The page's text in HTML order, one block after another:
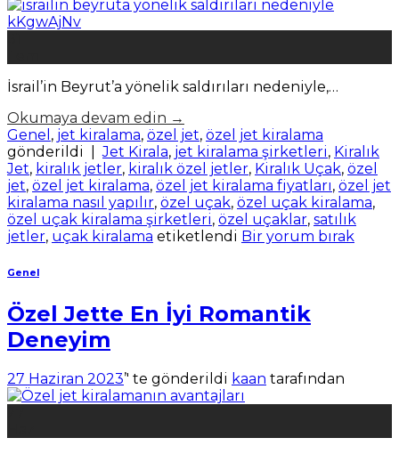
İsrail’in Beyrut’a yönelik saldırıları nedeniyle,…
Okumaya devam edin →
Genel , jet kiralama, özel jet, özel jet kiralama
gönderildi
Jet Kirala, jet kiralama şirketleri, Kiralık
Jet, kiralık jetler, kiralık özel jetler, Kiralık Uçak, özel
jet, özel jet kiralama, özel jet kiralama fiyatları, özel jet
kiralama nasıl yapılır, özel uçak, özel uçak kiralama,
özel uçak kiralama şirketleri, özel uçaklar, satılık
jetler, uçak kiralama etiketlendi Bir yorum bırak
Genel
Özel Jette En İyi Romantik
Deneyim
27 Haziran 2023’' te gönderildi kaan tarafından